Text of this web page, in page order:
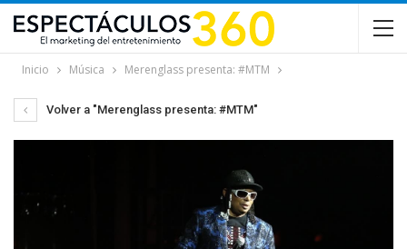
Inicio Música Merenglass presenta: #MTM
Volver a "Merenglass presenta: #MTM"